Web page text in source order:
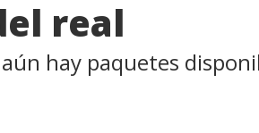
real
hay paquetes